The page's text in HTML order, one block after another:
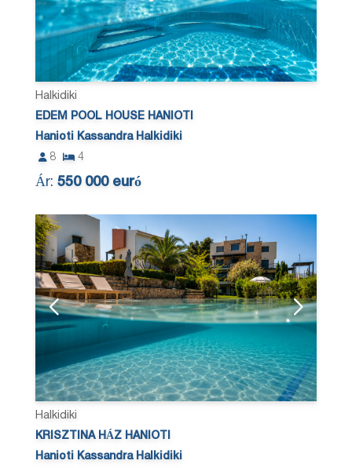
Halkidiki
EDEM POOL HOUSE HANIOTI
Hanioti Kassandra Halkidiki
8
4
Ár:550 000 euró
Halkidiki
KRISZTINA HÁZ HANIOTI
Hanioti Kassandra Halkidiki